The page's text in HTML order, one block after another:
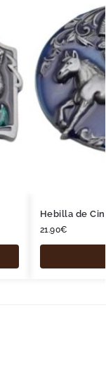
Hebilla de
21.90€